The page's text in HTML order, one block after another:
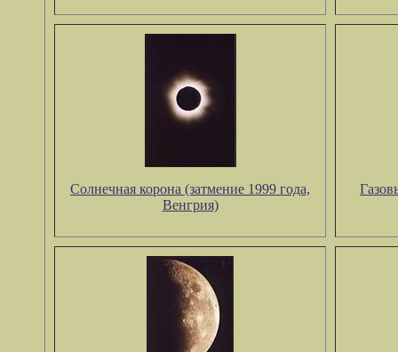
Солнечная корона (затмение 1999 года,
Венгрия)